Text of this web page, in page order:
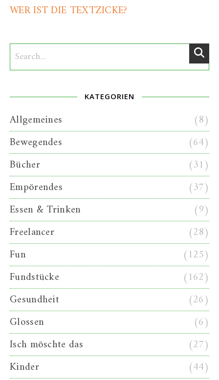
WER IST DIE TEXTZICKE?
KATEGORIEN
Allgemeines
(8)
Bewegendes
(64)
Bücher
(31)
Empörendes
(37)
Essen & Trinken
(9)
Freelancer
(28)
Fun
(125)
Fundstücke
(162)
Gesundheit
(26)
Glossen
(6)
Isch möschte das
(27)
Kinder
(44)